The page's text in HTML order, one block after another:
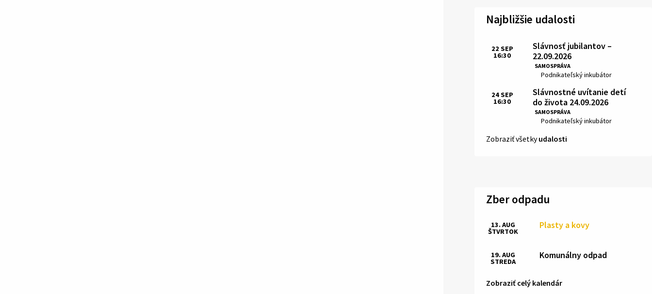
Najbližšie udalosti
Slávnosť jubilantov –
22.09.2026
SAMOSPRÁVA
Miesto:
Podnikateľský inkubátor
Čas:
22 SEP
16:30
Slávnostné uvítanie detí
do života 24.09.2026
SAMOSPRÁVA
Miesto:
Podnikateľský inkubátor
Čas:
24SEP
16:30
Zobraziť všetkyudalosti
Zber odpadu
Plasty a kovy
13. AUG
ŠTVRTOK
Komunálny odpad
19. AUG
STREDA
Zobraziť celý kalendár